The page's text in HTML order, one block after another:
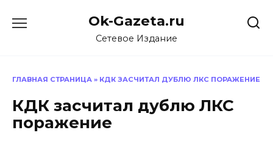
Ok-Gazeta.ru
Сетевое Издание
ГЛАВНАЯ СТРАНИЦА » КДК ЗАСЧИТАЛ ДУБЛЮ ЛКС ПОРАЖЕНИЕ
КДК засчитал дублю ЛКС
поражение